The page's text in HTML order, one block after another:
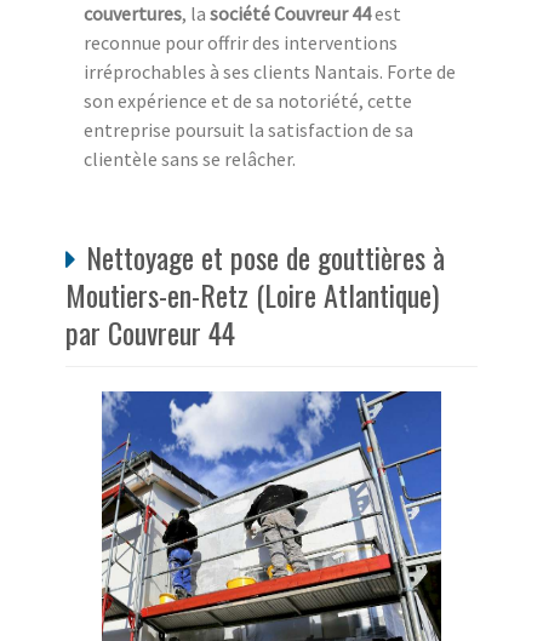
couvertures, la société Couvreur 44est
reconnue pour offrir des interventions
irréprochables à ses clients Nantais. Forte de
son expérience et de sa notoriété, cette
entreprise poursuit la satisfaction de sa
clientèle sans se relâcher.
Nettoyage et pose de gouttières à
Moutiers-en-Retz (Loire Atlantique)
par Couvreur 44